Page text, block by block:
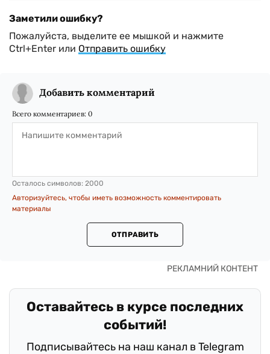
Заметили ошибку?
Пожалуйста, выделите ее мышкой и нажмите
Ctrl+Enter или Отправить ошибку
Добавить комментарий
Всего комментариев: 0
Осталось символов: 2000
Авторизуйтесь, чтобы иметь возможность комментировать
материалы
ОТПРАВИТЬ
Оставайтесь в курсе последних
событий!
Подписывайтесь на наш канал в Telegram